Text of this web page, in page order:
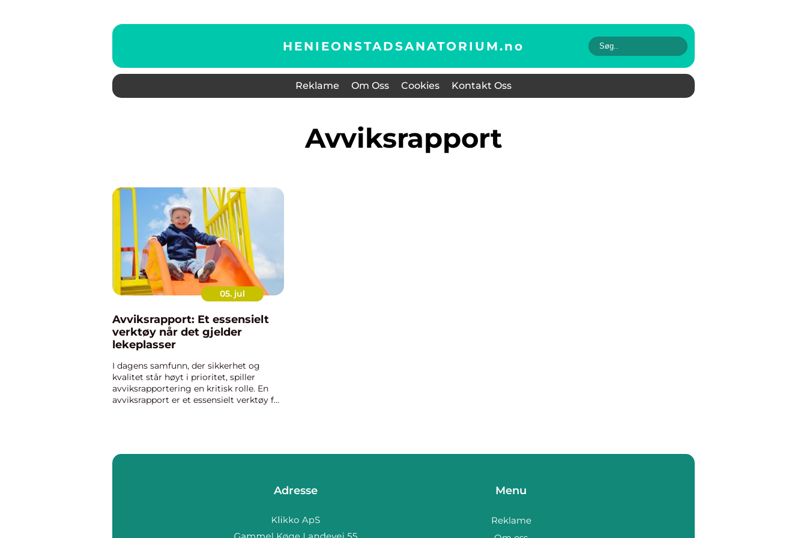
HENIEONSTADSANATORIUM.no
Reklame Om Oss Cookies Kontakt Oss
Avviksrapport
05. jul
Avviksrapport: Et essensielt
verktøy når det gjelder
lekeplasser
I dagens samfunn, der sikkerhet og
kvalitet står høyt i prioritet, spiller
avviksrapportering en kritisk rolle. En
avviksrapport er et essensielt verktøy for
Adresse Menu
Reklame